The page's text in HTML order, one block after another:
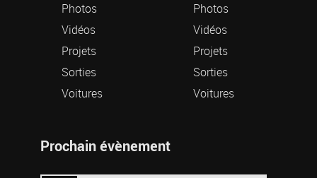
Photos
Vidéos
Projets
Sorties
Voitures
Photos
Vidéos
Projets
Sorties
Voitures
Prochain évènement